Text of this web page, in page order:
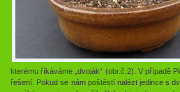
kterému říkáváme „dvoják“ (obr.č.2). V případě
řešení. Pokud se nám poštěstí nalézt jedince s